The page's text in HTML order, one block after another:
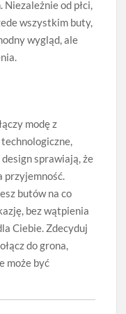
od płci,
wszystkim buty,
wygląd, ale
modę z
sprawiają, że
przyjemność.
butów na co
bez wątpienia
Ciebie. Zdecyduj
do grona,
może być